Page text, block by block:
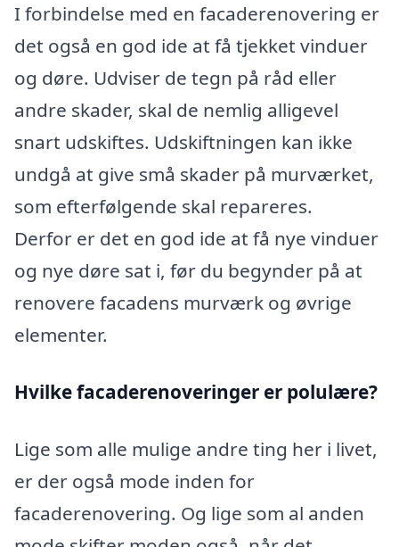
I forbindelse med en facaderenovering er
det også en god ide at få tjekket vinduer
og døre. Udviser de tegn på råd eller
andre skader, skal de nemlig alligevel
snart udskiftes. Udskiftningen kan ikke
undgå at give små skader på murværket,
som efterfølgende skal repareres.
Derfor er det en god ide at få nye vinduer
og nye døre sat i, før du begynder på at
renovere facadens murværk og øvrige
elementer.
Hvilke facaderenoveringer er polulære?
Lige som alle mulige andre ting her i livet,
er der også mode inden for
facaderenovering. Og lige som al anden